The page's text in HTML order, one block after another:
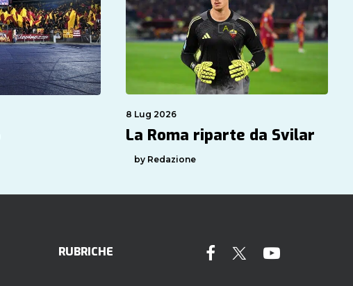
8 Lug 2026
La Roma riparte da Svilar
by Redazione
RUBRICHE